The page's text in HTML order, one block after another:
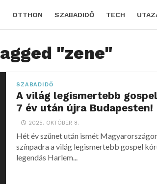
OTTHON SZABADIDŐ TECH
"zene"
SZABADIDŐ
A világ legismertebb
7 év után újra Budapesten!
2025. OKTÓBER 8.
Hét év szünet után ismét
színpadra a világ legismertebb gospel
legendás Harlem...